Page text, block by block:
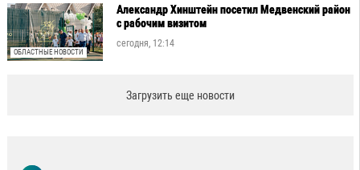
ОБЛАСТНЫЕ НОВОСТИ
Александр Хинштейн посетил Медвенский район
с рабочим визитом
сегодня, 12:14
Загрузить еще новости